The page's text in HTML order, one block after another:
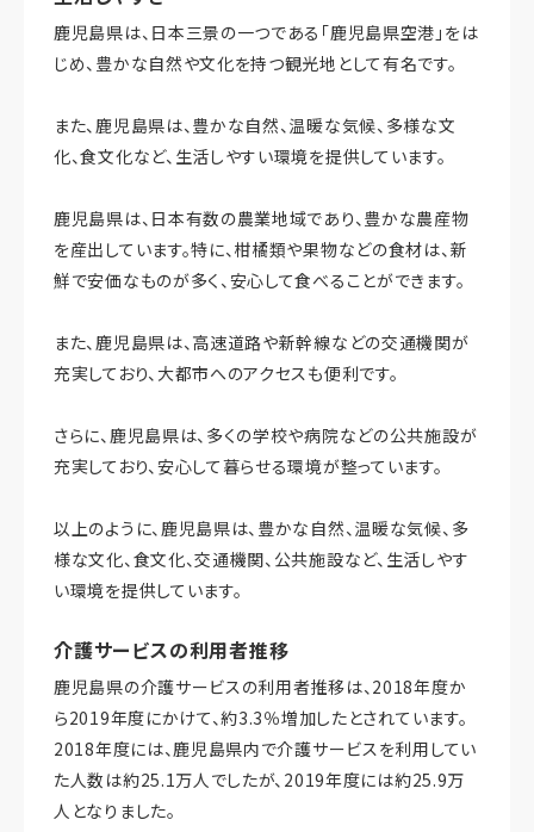
鹿児島県は、日本三景の一つである「鹿児島県空港」をは
じめ、豊かな自然や文化を持つ観光地として有名です。
また、鹿児島県は、豊かな自然、温暖な気候、多様な文
化、食文化など、生活しやすい環境を提供しています。
鹿児島県は、日本有数の農業地域であり、豊かな農産物
を産出しています。特に、柑橘類や果物などの食材は、新
鮮で安価なものが多く、安心して食べることができます。
また、鹿児島県は、高速道路や新幹線などの交通機関が
充実しており、大都市へのアクセスも便利です。
さらに、鹿児島県は、多くの学校や病院などの公共施設が
充実しており、安心して暮らせる環境が整っています。
以上のように、鹿児島県は、豊かな自然、温暖な気候、多
様な文化、食文化、交通機関、公共施設など、生活しやす
い環境を提供しています。
介護サービスの利用者推移
鹿児島県の介護サービスの利用者推移は、2018年度か
ら2019年度にかけて、約3.3％増加したとされています。
2018年度には、鹿児島県内で介護サービスを利用してい
た人数は約25.1万人でしたが、2019年度には約25.9万
人となりました。